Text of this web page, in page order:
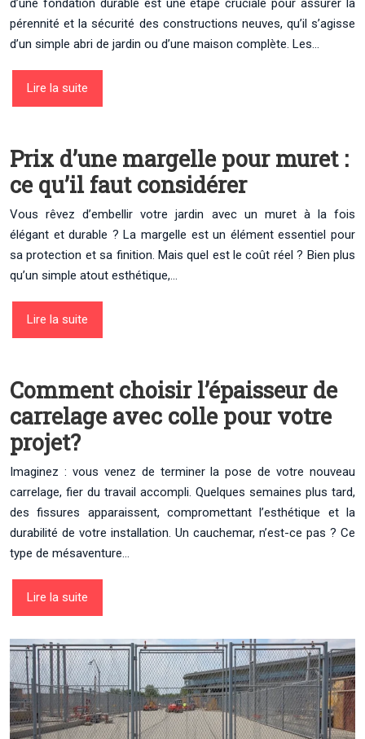
d’une fondation durable est une étape cruciale pour assurer la
pérennité et la sécurité des constructions neuves, qu’il s’agisse
d’un simple abri de jardin ou d’une maison complète. Les…
Lire la suite
Prix d’une margelle pour muret :
ce qu’il faut considérer
Vous rêvez d’embellir votre jardin avec un muret à la fois
élégant et durable ? La margelle est un élément essentiel pour
sa protection et sa finition. Mais quel est le coût réel ? Bien plus
qu’un simple atout esthétique,…
Lire la suite
Comment choisir l’épaisseur de
carrelage avec colle pour votre
projet?
Imaginez : vous venez de terminer la pose de votre nouveau
carrelage, fier du travail accompli. Quelques semaines plus tard,
des fissures apparaissent, compromettant l’esthétique et la
durabilité de votre installation. Un cauchemar, n’est-ce pas ? Ce
type de mésaventure…
Lire la suite